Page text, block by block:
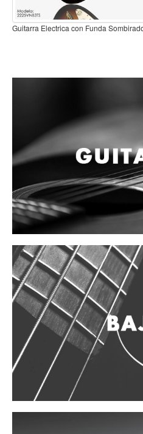
Herrajes y soportes
Cueros
Bombos
Multi-tenores
Baquetas, mazos y bolillos
Pergaminos
Liras
Guiros
Vientos
Accesorios
Micrófonos
Mano alámbrico
Instrumento alámbrico
Inalámbrico de mano
Inalámbrico diadema y solapa
Guitarra Electrica con Funda